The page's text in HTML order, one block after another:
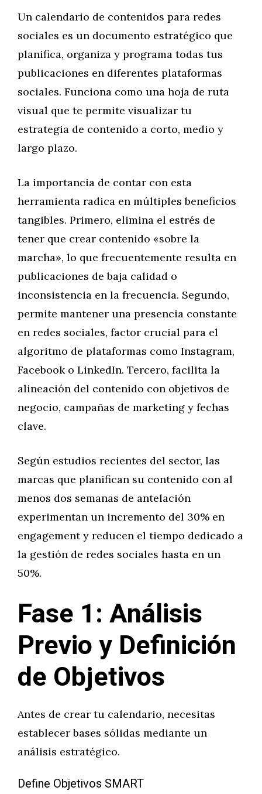
Un calendario de contenidos para redes
sociales es un documento estratégico que
planifica, organiza y programa todas tus
publicaciones en diferentes plataformas
sociales. Funciona como una hoja de ruta
visual que te permite visualizar tu
estrategia de contenido a corto, medio y
largo plazo.
La importancia de contar con esta
herramienta radica en múltiples beneficios
tangibles. Primero, elimina el estrés de
tener que crear contenido «sobre la
marcha», lo que frecuentemente resulta en
publicaciones de baja calidad o
inconsistencia en la frecuencia. Segundo,
permite mantener una presencia constante
en redes sociales, factor crucial para el
algoritmo de plataformas como Instagram,
Facebook o LinkedIn. Tercero, facilita la
alineación del contenido con objetivos de
negocio, campañas de marketing y fechas
clave.
Según estudios recientes del sector, las
marcas que planifican su contenido con al
menos dos semanas de antelación
experimentan un incremento del 30% en
engagement y reducen el tiempo dedicado a
la gestión de redes sociales hasta en un
50%.
Fase 1: Análisis
Previo y Definición
de Objetivos
Antes de crear tu calendario, necesitas
establecer bases sólidas mediante un
análisis estratégico.
Define Objetivos SMART